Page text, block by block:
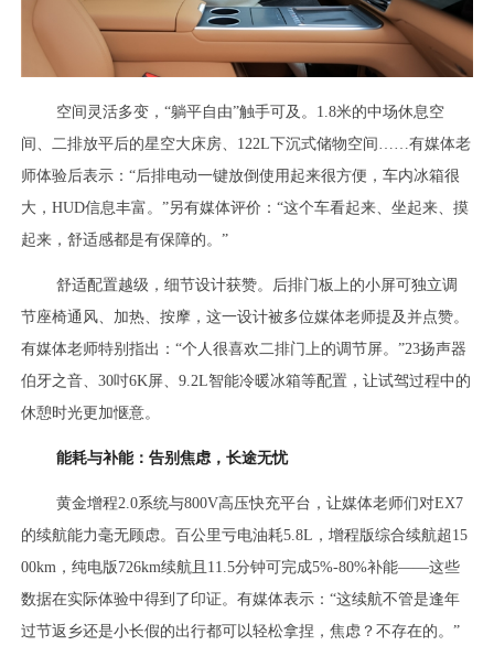
空间灵活多变，“躺平自由”触手可及。1.8米的中场休息空
间、二排放平后的星空大床房、122L下沉式储物空间……有媒体老
师体验后表示：“后排电动一键放倒使用起来很方便，车内冰箱很
大，HUD信息丰富。”另有媒体评价：“这个车看起来、坐起来、摸
起来，舒适感都是有保障的。”
舒适配置越级，细节设计获赞。后排门板上的小屏可独立调
节座椅通风、加热、按摩，这一设计被多位媒体老师提及并点赞。
有媒体老师特别指出：“个人很喜欢二排门上的调节屏。”23扬声器
伯牙之音、30吋6K屏、9.2L智能冷暖冰箱等配置，让试驾过程中的
休憩时光更加惬意。
能耗与补能：告别焦虑，长途无忧
黄金增程2.0系统与800V高压快充平台，让媒体老师们对EX7
的续航能力毫无顾虑。百公里亏电油耗5.8L，增程版综合续航超15
00km，纯电版726km续航且11.5分钟可完成5%-80%补能——这些
数据在实际体验中得到了印证。有媒体表示：“这续航不管是逢年
过节返乡还是小长假的出行都可以轻松拿捏，焦虑？不存在的。”